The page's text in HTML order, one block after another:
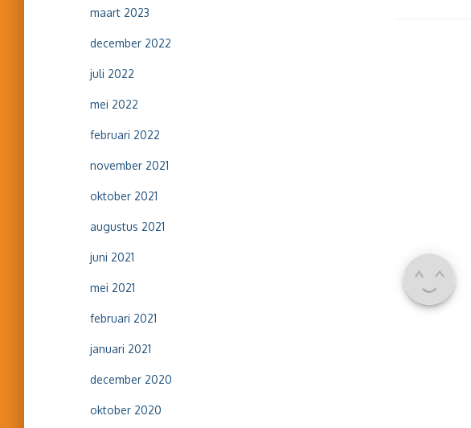
maart 2023
december 2022
juli 2022
mei 2022
februari 2022
november 2021
oktober 2021
augustus 2021
juni 2021
mei 2021
februari 2021
januari 2021
december 2020
oktober 2020